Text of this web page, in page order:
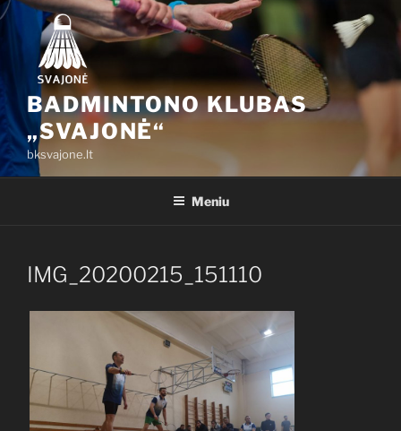
Eiti
prie
turinio
BADMINTONO KLUBAS
„SVAJONĖ“
bksvajone.lt
Meniu
IMG_20200215_151110